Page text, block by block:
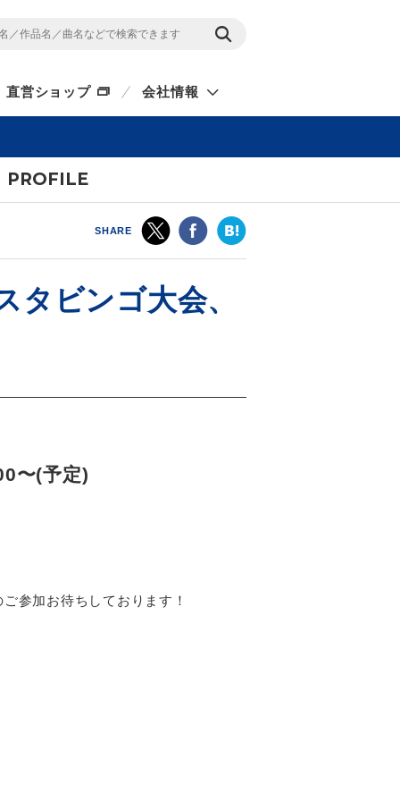
直営ショップ 会社情報
PROFILE
SHARE
ビンゴ大会、
〜(予定)
参加お待ちしております！